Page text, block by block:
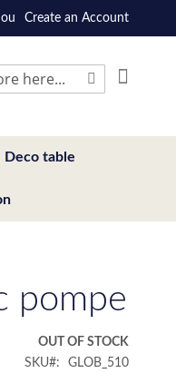
Create an Account
Deco table
pompe
OUT OF STOCK
SKU
GLOB_510